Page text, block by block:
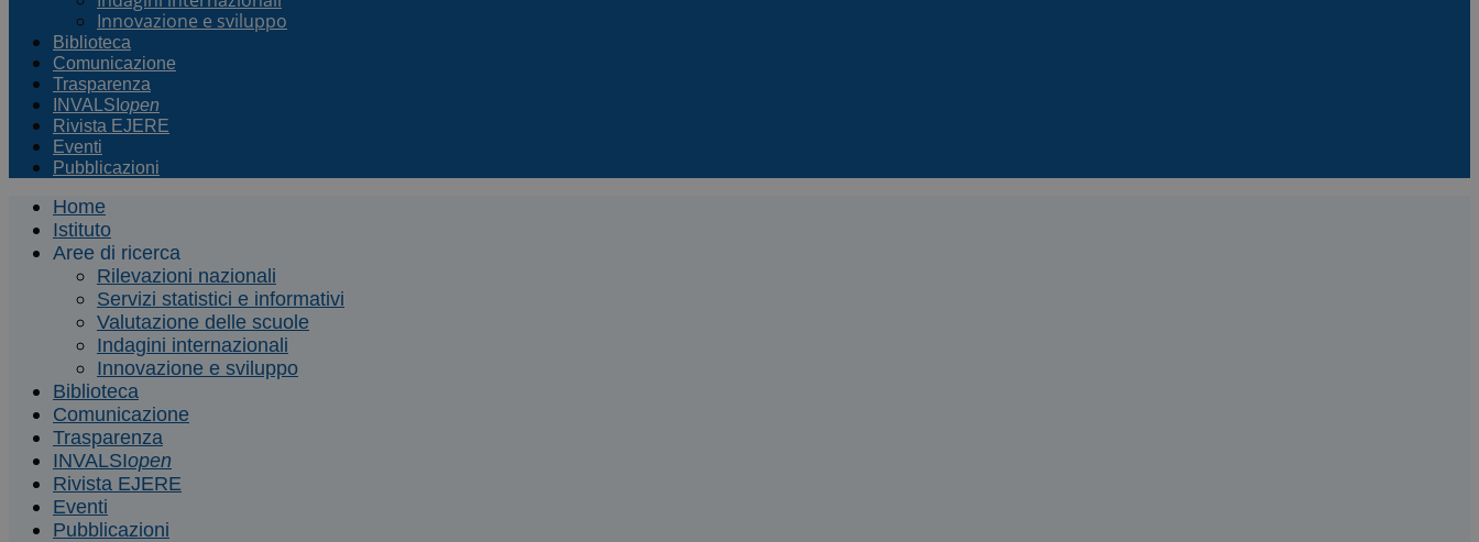
Innovazione e sviluppo
Biblioteca
Comunicazione
Trasparenza
INVALSI open
Rivista EJERE
Eventi
Pubblicazioni
Home
Istituto
Aree di ricerca
Rilevazioni nazionali
Servizi statistici e informativi
Valutazione delle scuole
Indagini internazionali
Innovazione e sviluppo
Biblioteca
Comunicazione
Trasparenza
INVALSIopen
Rivista EJERE
Eventi
Pubblicazioni